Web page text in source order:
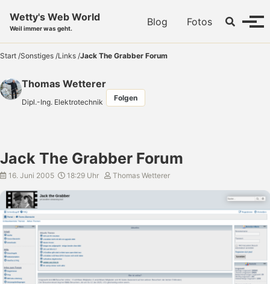
Wetty's Web World
Weil immer was geht.
Blog Fotos Toggle
Start /Sonstiges /Links /Jack The Grabber Forum
Thomas Wetterer
Dipl.-Ing. Elektrotechnik Folgen
Jack The Grabber Forum
16. Juni 2005 18:29 Uhr Thomas Wetterer